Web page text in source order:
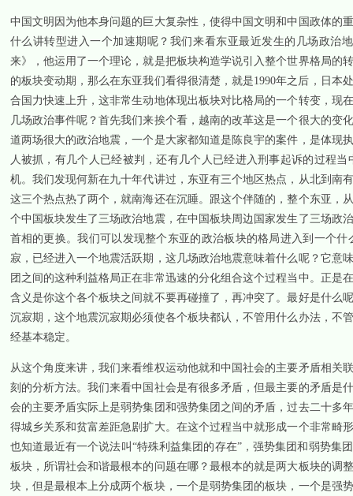
中国文明因为他本身问题的巨大复杂性，使得中国文明和中国政体的
什么讲转型进入一个加速期呢？我们来看东亚最近发生的几场政治
来》，他运用了一个理论，就是把板块构造学说引入整个世界格局的
的板块变动期，那么在东亚我们看得很清楚，就是1990年之后，日本
合国力快速上升，这非常生动地体现出板块对比格局的一个转变，现
几场政治事件呢？首先我们来挨个看，越南的改革这是一个很大的
道两场很大的政治地震，一个是大家都知道是陈良宇的案件，是体现
人被抓，有几个人已经被判，还有几个人已经进入刑事起诉的过程
机。我们发现何新在九十年代讲过，东亚有三个地区热点，从北到南
这三个热点热了两个，就南海还在沉睡。跟这个伴随的，整个东亚，
个中国板块发生了三场政治地震，在中国板块周边国家发生了三场政
首相的更换。我们可以发现整个东亚的政治板块的格局进入到一个
寂，已经进入一个地震活跃期，这几场政治地震意味着什么呢？它意
团之间的这种利益格局正在非常迅速的分化组合这个过程当中。正
含义是你这个各个板块之间就不要再碰撞了，再冲突了。最好是什么
沉寂期，这个地震沉寂期必须使各个板块都认，不管用什么办法，不
经基本稳定。
从这个角度来讲，我们来看维权运动他就和中国社会的主要矛盾相
刻的分析方法。我们来看中国社会是有很多矛盾，但最主要的矛盾是
会的主要矛盾实际上是弱势集团和强势集团之间的矛盾，过去二十多
得城乡关系和贫富差距急剧扩大。在这个过程当中就形成一个非常畸
也知道最近有一个说法叫“特殊利益集团的存在”，强势集团和弱势
板块，所谓社会和谐最根本的问题在哪？最根本的就是两大板块的调
块，但是最根本上分成两个板块，一个是弱势集团的板块，一个是强